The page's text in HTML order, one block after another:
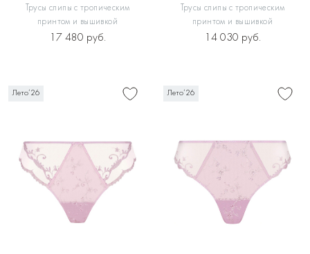
Трусы слипы с тропическим
принтом и вышивкой
17 480 руб.
Трусы слипы с тропическим
принтом и вышивкой
14 030 руб.
Лето’26 Лето’26